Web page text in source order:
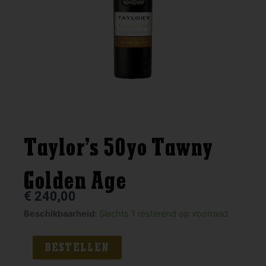
Taylor’s 50yo Tawny
Golden Age
€ 240,00
Beschikbaarheid: Slechts 1 resterend op voorraad
Taylor's
Tawny
BESTELLEN